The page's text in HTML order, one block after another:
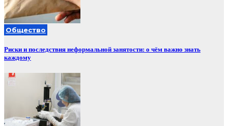
Общество
Риски и последствия неформальной занятости: о чём важно знать
каждому